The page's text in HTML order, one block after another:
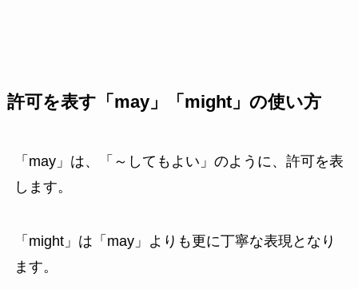
許可を表す「may」「might」の使い方
「may」は、「～してもよい」のように、許可を表
します。
「might」は「may」よりも更に丁寧な表現となり
ます。